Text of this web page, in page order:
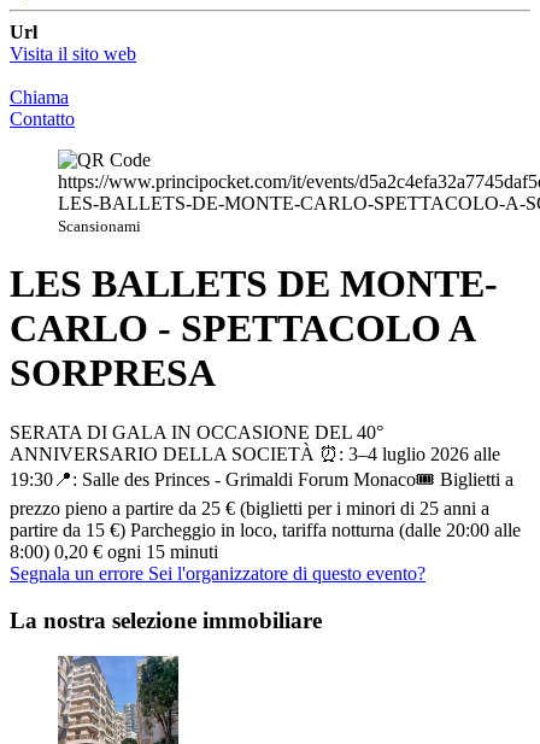
Url
Visita il sito web
Chiama
Contatto
Scansionami
LES BALLETS DE MONTE-
CARLO - SPETTACOLO A
SORPRESA
SERATA DI GALA IN OCCASIONE DEL 40°
ANNIVERSARIO DELLA SOCIETÀ ⏰: 3–4 luglio 2026 alle
19:30📍: Salle des Princes - Grimaldi Forum Monaco🎟 Biglietti a
prezzo pieno a partire da 25 € (biglietti per i minori di 25 anni a
partire da 15 €) Parcheggio in loco, tariffa notturna (dalle 20:00 alle
8:00) 0,20 € ogni 15 minuti
Segnala un errore Sei l'organizzatore di questo evento?
La nostra selezione immobiliare